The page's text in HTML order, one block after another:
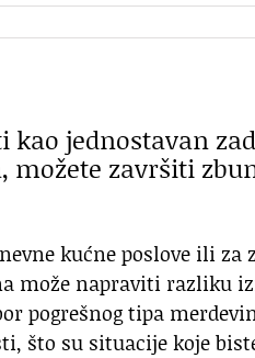
jednostavan
završiti
kućne poslove ili za
može napraviti razliku
pogrešnog tipa
što su situacije koje